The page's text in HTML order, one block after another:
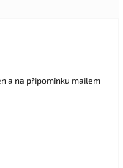
a na připomínku mailem